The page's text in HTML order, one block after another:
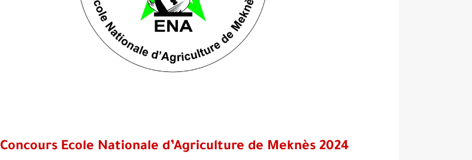
Concours Ecole Nationale d’Agriculture de Meknès 2024